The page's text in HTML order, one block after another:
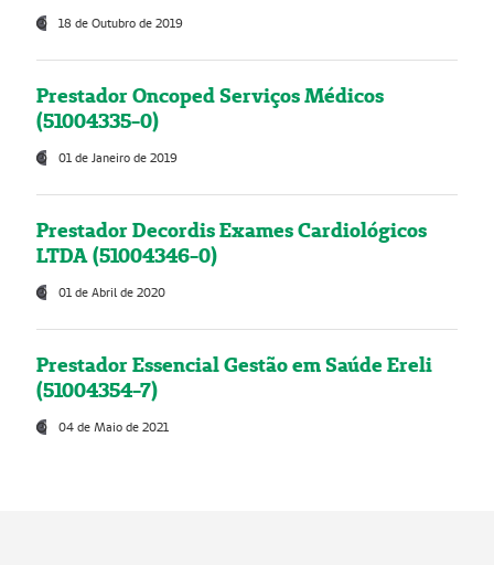
18 de Outubro de 2019
Prestador Oncoped Serviços Médicos
(51004335-0)
01 de Janeiro de 2019
Prestador Decordis Exames Cardiológicos
LTDA (51004346-0)
01 de Abril de 2020
Prestador Essencial Gestão em Saúde Ereli
(51004354-7)
04 de Maio de 2021